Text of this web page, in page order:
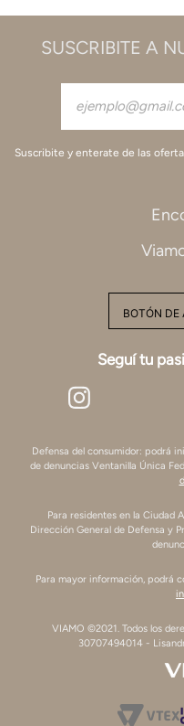
SUSCRIBITE A
Suscribite y enterate de las
BOTÓN DE
Seguí tu
Defensa del consumidor: podrá
de denuncias Ventanilla Única
Para residentes en la Ciudad
Dirección General de Defensa y
Para mayor información, podrá
VIAMO ©2021. Todos los
30707494014 -